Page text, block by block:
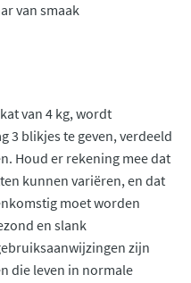
van smaak
van 4 kg, wordt
3 blikjes te geven, verdeeld
Houd er rekening mee dat
kunnen variëren, en dat
moet worden
en slank
zijn
die leven in normale